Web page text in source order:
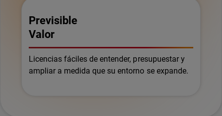
Previsible
Valor
Licencias fáciles de entender, presupuestar y
ampliar a medida que su entorno se expande.